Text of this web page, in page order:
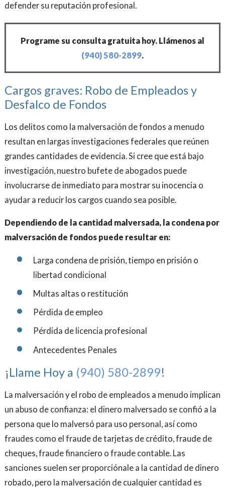
defender su reputación profesional.
Programe su consulta gratuita hoy. Llámenos al
(940) 580-2899.
Cargos graves: Robo de Empleados y
Desfalco de Fondos
Los delitos como la malversación de fondos a menudo
resultan en largas investigaciones federales que reúnen
grandes cantidades de evidencia. Si cree que está bajo
investigación, nuestro bufete de abogados puede
involucrarse de inmediato para mostrar su inocencia o
ayudar a reducir los cargos cuando sea posible.
Dependiendo de la cantidad malversada, la condena por
malversación de fondos puede resultar en:
Larga condena de prisión, tiempo en prisión o
libertad condicional
Multas altas o restitución
Pérdida de empleo
Pérdida de licencia profesional
Antecedentes Penales
¡Llame Hoy a (940) 580-2899!
La malversación y el robo de empleados a menudo implican
un abuso de confianza: el dinero malversado se confió a la
persona que lo malversó para uso personal, así como
fraudes como el fraude de tarjetas de crédito, fraude de
cheques, fraude financiero o fraude contable. Las
sanciones suelen ser proporciónale a la cantidad de dinero
robado, pero la malversación de cualquier cantidad es